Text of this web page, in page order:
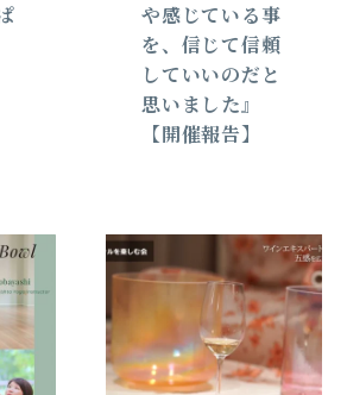
や感じている事
を、信じて信頼
していいのだと
思いました』
【開催報告】